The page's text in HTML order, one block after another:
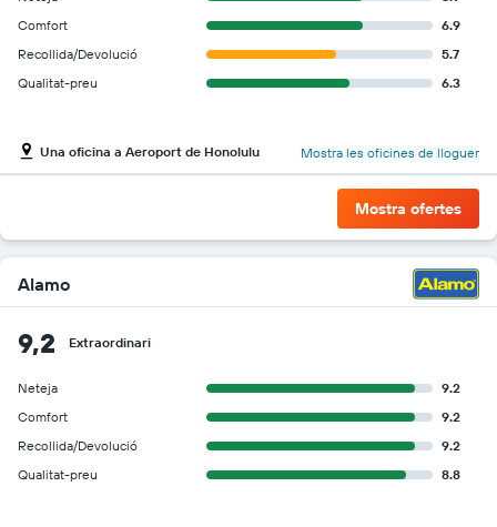
Comfort
6.9
Recollida/Devolució
5.7
Qualitat-preu
6.3
Una oficina a Aeroport de Honolulu Mostra les oficines de lloguer
Mostra ofertes
Alamo
9,2 Extraordinari
Neteja
9.2
Comfort
9.2
Recollida/Devolució
9.2
Qualitat-preu
8.8